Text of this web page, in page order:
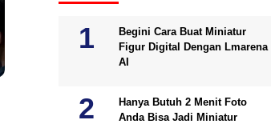
Begini Cara Buat Miniatur
Figur Digital Dengan Lmarena
AI
Hanya Butuh 2 Menit Foto
Anda Bisa Jadi Miniatur